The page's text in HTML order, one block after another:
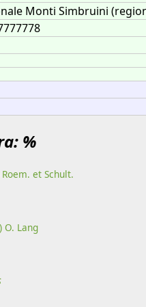
Monti Simbruini
%
et Schult.
O. Lang